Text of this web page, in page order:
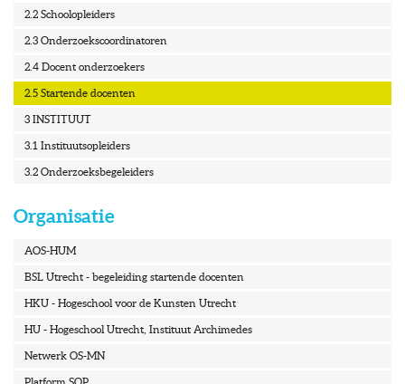
2.2 Schoolopleiders
2.3 Onderzoekscoordinatoren
2.4 Docent onderzoekers
2.5 Startende docenten
3 INSTITUUT
3.1 Instituutsopleiders
3.2 Onderzoeksbegeleiders
Organisatie
AOS-HUM
BSL Utrecht - begeleiding startende docenten
HKU - Hogeschool voor de Kunsten Utrecht
HU - Hogeschool Utrecht, Instituut Archimedes
Netwerk OS-MN